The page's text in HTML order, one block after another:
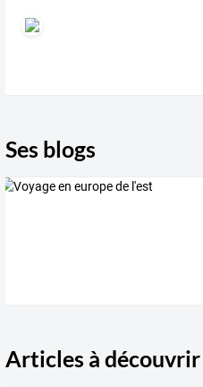
Ses blogs
Articles à découvrir